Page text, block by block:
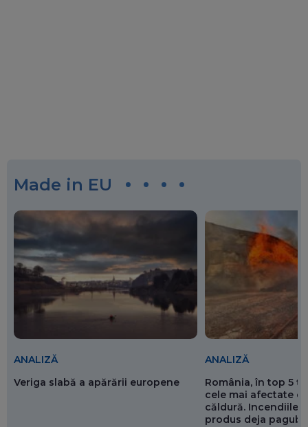
Made in EU
ANALIZĂ
Veriga slabă a apărării europene
ANALIZĂ
România, în top 5
cele mai afectate
căldură. Incendiile
produs deja